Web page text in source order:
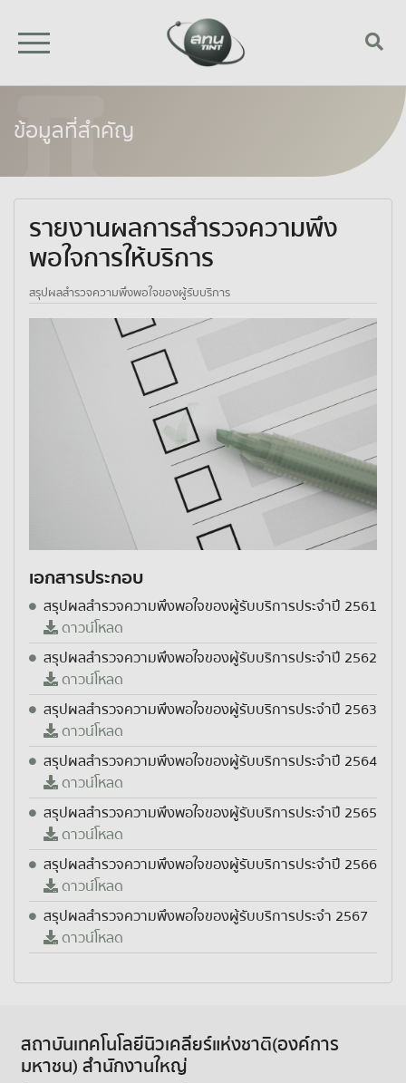
ข้อมูลที่สำคัญ
รายงานผลการสำรวจความพึง
พอใจการให้บริการ
สรุปผลสำรวจความพึงพอใจของผู้รับบริการ
เอกสารประกอบ
สรุปผลสำรวจความพึงพอใจของผู้รับบริการประจำปี 2561
ดาวน์โหลด
สรุปผลสำรวจความพึงพอใจของผู้รับบริการประจำปี 2562
ดาวน์โหลด
สรุปผลสำรวจความพึงพอใจของผู้รับบริการประจำปี 2563
ดาวน์โหลด
สรุปผลสำรวจความพึงพอใจของผู้รับบริการประจำปี 2564
ดาวน์โหลด
สรุปผลสำรวจความพึงพอใจของผู้รับบริการประจำปี 2565
ดาวน์โหลด
สรุปผลสำรวจความพึงพอใจของผู้รับบริการประจำปี 2566
ดาวน์โหลด
สรุปผลสำรวจความพึงพอใจของผู้รับบริการประจำ 2567
ดาวน์โหลด
สถาบันเทคโนโลยีนิวเคลียร์แห่งชาติ(องค์การ
มหาชน) สำนักงานใหญ่